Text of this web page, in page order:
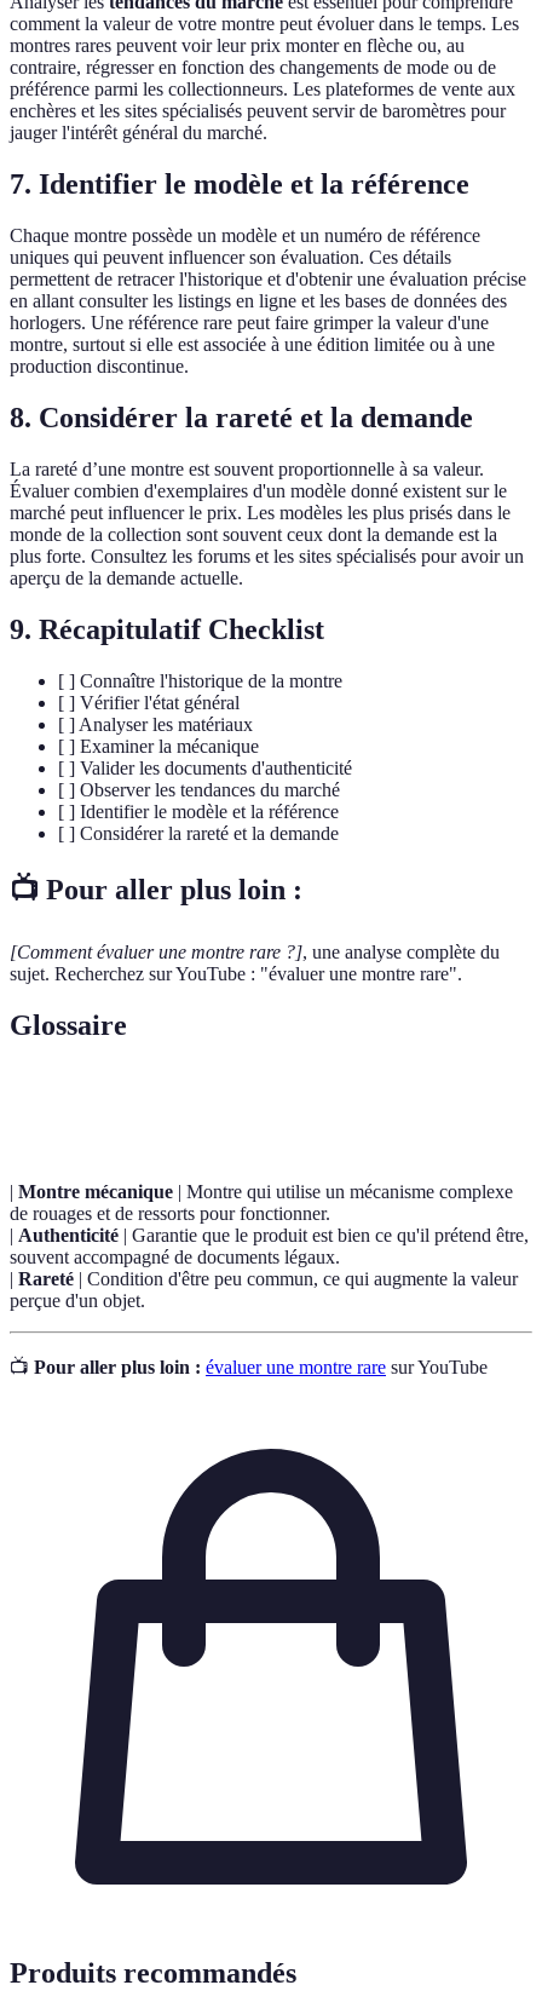
comment la valeur de votre montre peut évoluer dans le temps. Les
montres rares peuvent voir leur prix monter en flèche ou, au
contraire, régresser en fonction des changements de mode ou de
préférence parmi les collectionneurs. Les plateformes de vente aux
enchères et les sites spécialisés peuvent servir de baromètres pour
jauger l'intérêt général du marché.
7. Identifier le modèle et la référence
Chaque montre possède un modèle et un numéro de référence
uniques qui peuvent influencer son évaluation. Ces détails
permettent de retracer l'historique et d'obtenir une évaluation précise
en allant consulter les listings en ligne et les bases de données des
horlogers. Une référence rare peut faire grimper la valeur d'une
montre, surtout si elle est associée à une édition limitée ou à une
production discontinue.
8. Considérer la rareté et la demande
La rareté d’une montre est souvent proportionnelle à sa valeur.
Évaluer combien d'exemplaires d'un modèle donné existent sur le
marché peut influencer le prix. Les modèles les plus prisés dans le
monde de la collection sont souvent ceux dont la demande est la
plus forte. Consultez les forums et les sites spécialisés pour avoir un
aperçu de la demande actuelle.
9. Récapitulatif Checklist
[ ] Connaître l'historique de la montre
[ ] Vérifier l'état général
[ ] Analyser les matériaux
[ ] Examiner la mécanique
[ ] Valider les documents d'authenticité
[ ] Observer les tendances du marché
[ ] Identifier le modèle et la référence
[ ] Considérer la rareté et la demande
📺 Pour aller plus loin :
[Comment évaluer une montre rare ?], une analyse complète du
sujet. Recherchez sur YouTube : "évaluer une montre rare".
Glossaire
| Montre mécanique | Montre qui utilise un mécanisme complexe
de rouages et de ressorts pour fonctionner.
| Authenticité | Garantie que le produit est bien ce qu'il prétend être,
souvent accompagné de documents légaux.
| Rareté | Condition d'être peu commun, ce qui augmente la valeur
perçue d'un objet.
📺 Pour aller plus loin : évaluer une montre rare sur YouTube
Produits recommandés